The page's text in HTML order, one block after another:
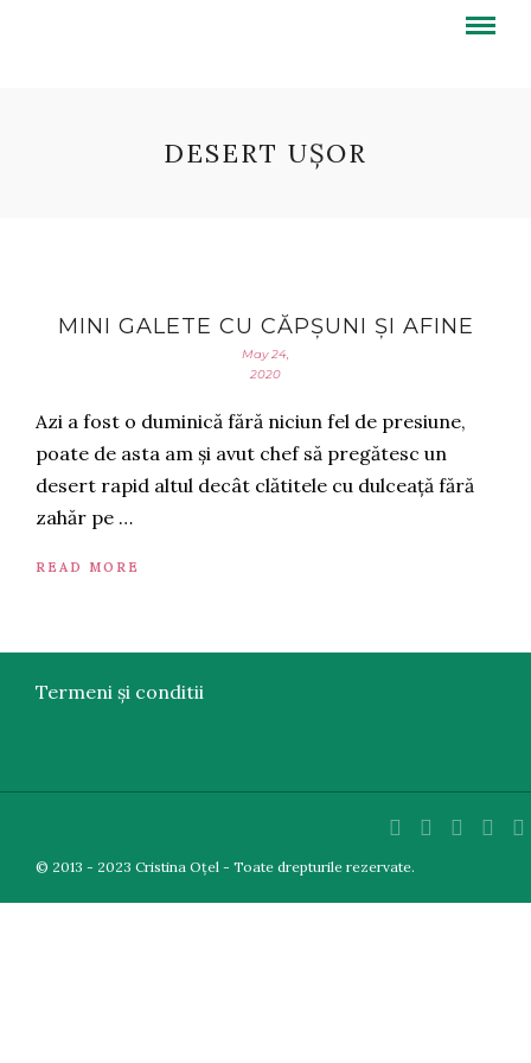
DESERT UȘOR
MINI GALETE CU CĂPȘUNI ȘI AFINE
May 24,
2020
Azi a fost o duminică fără niciun fel de presiune,
poate de asta am și avut chef să pregătesc un
desert rapid altul decât clătitele cu dulceață fără
zahăr pe …
READ MORE
Termeni și conditii
© 2013 - 2023 Cristina Oțel - Toate drepturile rezervate.